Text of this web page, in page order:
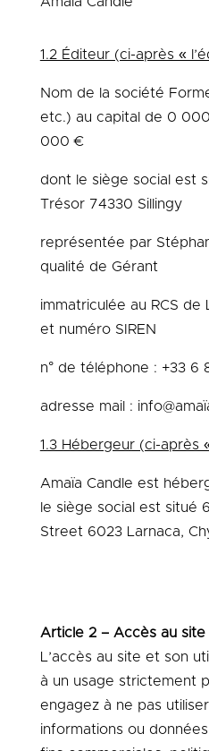
1.2 Éditeur (ci-après «
Nom de la société
etc.) au capital de 0
000 €
dont le siège social est
Trésor 74330 Sillingy
représentée par
qualité de Gérant
immatriculée au RCS de
et numéro SIREN
n° de téléphone : +33 6
adresse mail :
1.3 Hébergeur (ci-après
Amaïa Candle est
le siège social est situé
Street 6023 Larnaca,
Article 2 – Accès au site
L’accès au site et son
à un usage strictement
engagez à ne pas
informations ou